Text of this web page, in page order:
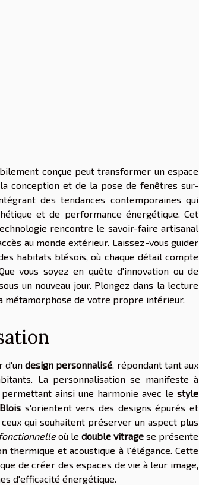
conçue peut transformer un espace
conception et de la pose de fenêtres sur-
des tendances contemporaines qui
et de performance énergétique. Cet
rencontre le savoir-faire artisanal
au monde extérieur. Laissez-vous guider
habitats blésois, où chaque détail compte
vous soyez en quête d'innovation ou de
un nouveau jour. Plongez dans la lecture
métamorphose de votre propre intérieur.
d'undesign personnalisé , répondant tant aux
La personnalisation se manifeste à
ainsi une harmonie avec le style
s'orientent vers des designs épurés et
qui souhaitent préserver un aspect plus
où le double vitragese présente
thermique et acoustique à l'élégance. Cette
de créer des espaces de vie à leur image,
d'efficacité énergétique.